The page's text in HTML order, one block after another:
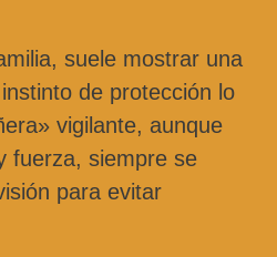
suele mostrar una
de protección lo
vigilante, aunque
fuerza, siempre se
para evitar